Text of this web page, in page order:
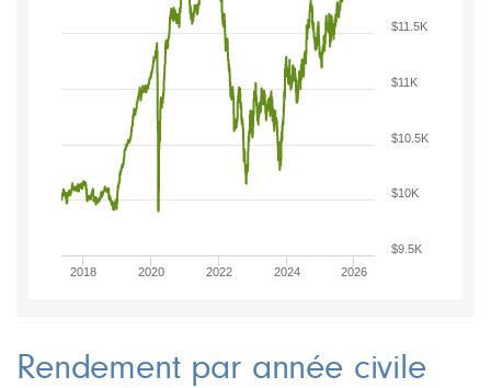
2018 2020 2022 2024 2026
$9.5K
$10K
$10.5K
$11K
$11.5K
Rendement par année civile